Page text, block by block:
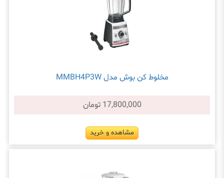
مخلوط کن بوش مدل MMBH4P3W
17,800,000 تومان
مشاهده و خرید